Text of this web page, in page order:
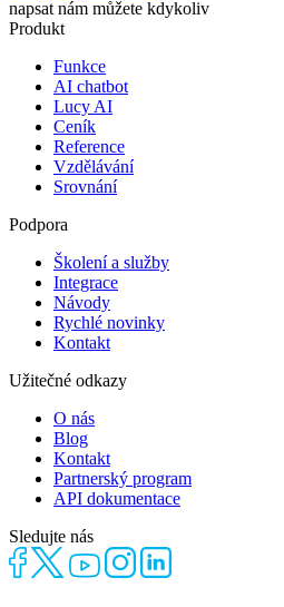
napsat nám můžete kdykoliv
Produkt
Funkce
AI chatbot
Lucy AI
Ceník
Reference
Vzdělávání
Srovnání
Podpora
Školení a služby
Integrace
Návody
Rychlé novinky
Kontakt
Užitečné odkazy
O nás
Blog
Kontakt
Partnerský program
API dokumentace
Sledujte nás